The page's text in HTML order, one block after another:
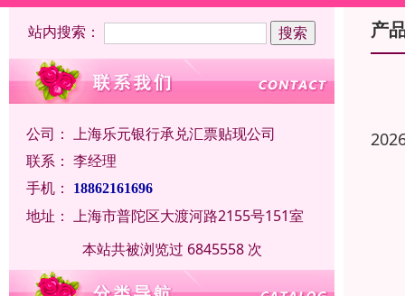
站内搜索：
公司： 上海乐元银行承兑汇票贴现公司
联系： 李经理
手机：
18862161696
地址： 上海市普陀区大渡河路2155号151室
本站共被浏览过 6845558 次
产